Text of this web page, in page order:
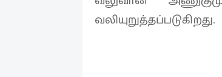
வலியுறுத்தப்படுகிறது.